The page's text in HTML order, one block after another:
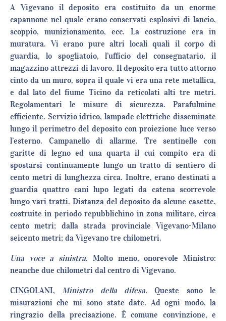
A Vigevano il deposito era costituito da un enorme
capannone nel quale erano conservati esplosivi di lancio,
scoppio, munizionamento, ecc. La costruzione era in
muratura. Vi erano pure altri locali quali il corpo di
guardia, lo spogliatoio, l’ufficio del consegnatario, il
magazzino attrezzi di lavoro. Il deposito era tutto attorno
cinto da un muro, sopra il quale vi era una rete metallica,
e dal lato del fiume Ticino da reticolati alti tre metri.
Regolamentari le misure di sicurezza. Parafulmine
efficiente. Servizio idrico, lampade elettriche disseminate
lungo il perimetro del deposito con proiezione luce verso
l’esterno. Campanello di allarme. Tre sentinelle con
garitte di legno ed una quarta il cui compito era di
spostarsi continuamente lungo un tratto di sentiero di
cento metri di lunghezza circa. Inoltre, erano destinati a
guardia quattro cani lupo legati da catena scorrevole
lungo vari tratti. Distanza del deposito da alcune casette,
costruite in periodo repubblichino in zona militare, circa
cento metri; dalla strada provinciale Vigevano-Milano
seicento metri; da Vigevano tre chilometri.
Una voce a sinistra. Molto meno, onorevole Ministro:
neanche due chilometri dal centro di Vigevano.
CINGOLANI,Ministro della difesa. Queste sono le
misurazioni che mi sono state date. Ad ogni modo, la
ringrazio della precisazione. È comune convinzione, e